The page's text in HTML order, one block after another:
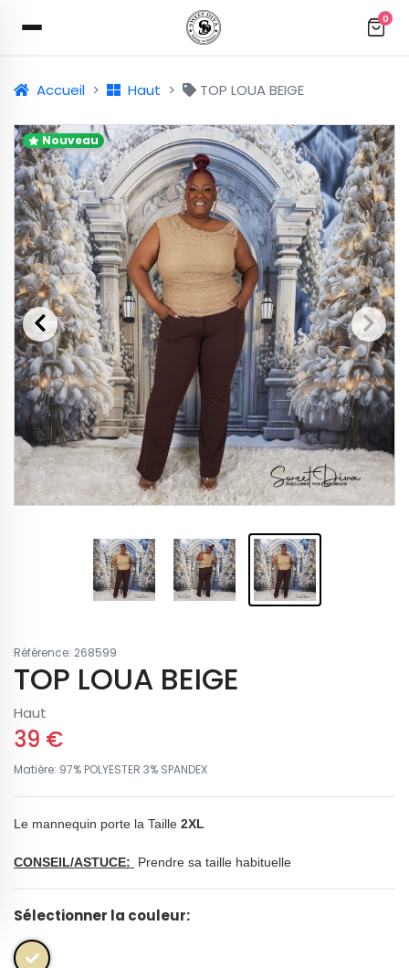
0
Accueil Haut TOP LOUA BEIGE
Nouveau
Référence: 268599
TOP LOUA BEIGE
Haut
39 €
Matière: 97% POLYESTER 3% SPANDEX
Le mannequin porte la Taille 2XL
CONSEIL/ASTUCE: Prendre sa taille habituelle
Sélectionner la couleur: